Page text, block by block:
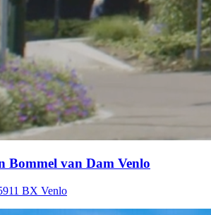
Bommel van Dam Venlo
BX Venlo